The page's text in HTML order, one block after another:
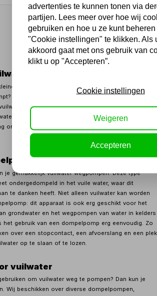
klus op de planning waarbij vuilwater moet
Dan kun je terecht bij Kippers Rijssen. Wij
dompelpompen, die gebruikt kunnen worden
Deze pompen zijn geschikt voor particulieren en
ons assortiment verder toe, zodat je een bewuste
je gemakkelijk vuilwater wegpompen. Deze type
ondergedompeld in het vuile water, waar dit
te danken heeft. Niet alleen vuilwater kan worden
dit apparaat is ook erg geschikt voor het
grondwater en het wegpompen van water in kelders
het gebruik van een dompelpomp erg eenvoudig. Zo
over een stopcontact, een afvoerslang en een plek
op te slaan of te lozen.
vuilwater
om vuilwater weg te pompen? Dan kun je
Wij beschikken over diverse dompelpompen,
advertenties te kunnen tonen via
partijen. Lees meer over hoe wij
gebruiken en hoe u ze kunt
"Cookie instellingen" te klikken. Als
akkoord gaat met ons gebruik van
klikt u op "Accepteren”.
Cookie instellingen
Weigeren
Accepteren